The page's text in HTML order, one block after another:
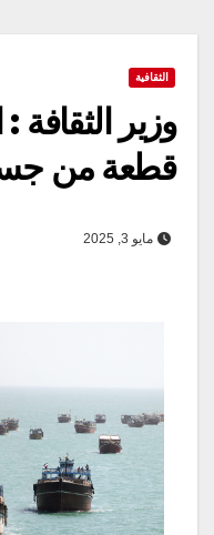
الثقافية
وزير الثقافة
قطعة من
مايو 3, 2025